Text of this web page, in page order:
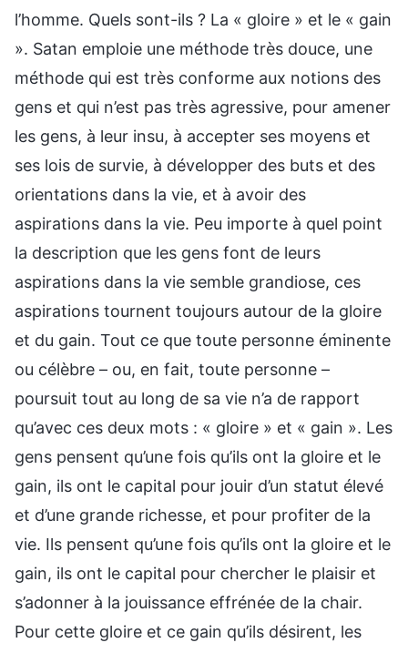
l’homme. Quels sont-ils ? La « gloire » et le « gain
». Satan emploie une méthode très douce, une
méthode qui est très conforme aux notions des
gens et qui n’est pas très agressive, pour amener
les gens, à leur insu, à accepter ses moyens et
ses lois de survie, à développer des buts et des
orientations dans la vie, et à avoir des
aspirations dans la vie. Peu importe à quel point
la description que les gens font de leurs
aspirations dans la vie semble grandiose, ces
aspirations tournent toujours autour de la gloire
et du gain. Tout ce que toute personne éminente
ou célèbre – ou, en fait, toute personne –
poursuit tout au long de sa vie n’a de rapport
qu’avec ces deux mots : « gloire » et « gain ». Les
gens pensent qu’une fois qu’ils ont la gloire et le
gain, ils ont le capital pour jouir d’un statut élevé
et d’une grande richesse, et pour profiter de la
vie. Ils pensent qu’une fois qu’ils ont la gloire et le
gain, ils ont le capital pour chercher le plaisir et
s’adonner à la jouissance effrénée de la chair.
Pour cette gloire et ce gain qu’ils désirent, les